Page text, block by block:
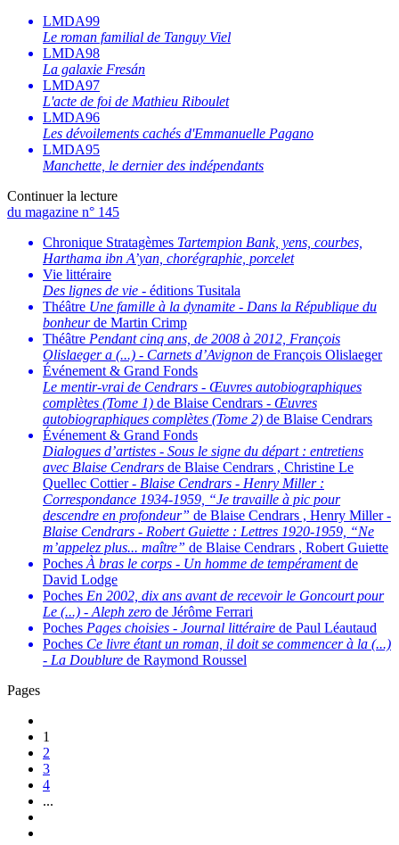
LMDA99
Le roman familial de Tanguy Viel
LMDA98
La galaxie Fresán
LMDA97
L'acte de foi de Mathieu Riboulet
LMDA96
Les dévoilements cachés d'Emmanuelle Pagano
LMDA95
Manchette, le dernier des indépendants
Continuer la lecture
du magazine n° 145
Chronique Stratagèmes Tartempion Bank, yens, courbes,
Harthama ibn A’yan, chorégraphie, porcelet
Vie littéraire
Des lignes de vie - éditions Tusitala
Théâtre Une famille à la dynamite - Dans la République du
bonheurde Martin Crimp
Théâtre Pendant cinq ans, de 2008 à 2012, François
Olislaeger a (...) - Carnets d’Avignon de François Olislaeger
Événement & Grand Fonds
Le mentir-vrai de Cendrars - Œuvres autobiographiques
complètes (Tome 1) de Blaise Cendrars - Œuvres
autobiographiques complètes (Tome 2) de Blaise Cendrars
Événement & Grand Fonds
Dialogues d’artistes - Sous le signe du départ : entretiens
avec Blaise Cendrars de Blaise Cendrars , Christine Le
Quellec Cottier - Blaise Cendrars - Henry Miller :
Correspondance 1934-1959, “Je travaille à pic pour
descendre en profondeur” de Blaise Cendrars , Henry Miller -
Blaise Cendrars - Robert Guiette : Lettres 1920-1959, “Ne
m’appelez plus... maître” de Blaise Cendrars , Robert Guiette
Poches À bras le corps - Un homme de tempéramentde
David Lodge
Poches En 2002, dix ans avant de recevoir le Goncourt pour
Le (...) - Aleph zero de Jérôme Ferrari
Poches Pages choisies - Journal littéraire de Paul Léautaud
Poches Ce livre étant un roman, il doit se commencer à la (...)
- La Doublure de Raymond Roussel
Pages
1
2
3
4
...